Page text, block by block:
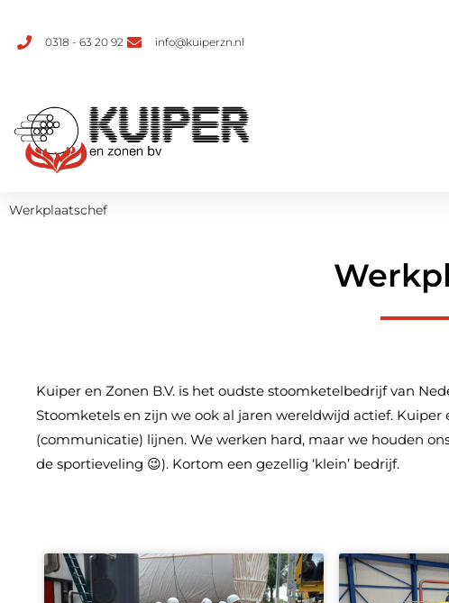
0318 - 63 20 92 info@kuiperzn.nl
Werkplaatschef
Kuiper en Zonen B.V. is het oudste stoomketelbedrijf van
Stoomketels en zijn we ook al jaren wereldwijd actief.
(communicatie) lijnen. We werken hard, maar we houden
de sportieveling 😉). Kortom een gezellig ‘klein’ bedrijf.